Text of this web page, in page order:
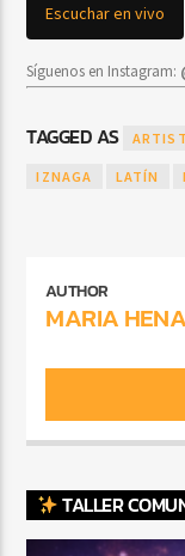
Escuchar en vivo
Síguenos en Instagram:
TAGGED AS
IZNAGA LATÍN
AUTHOR
MARIA
TALLER